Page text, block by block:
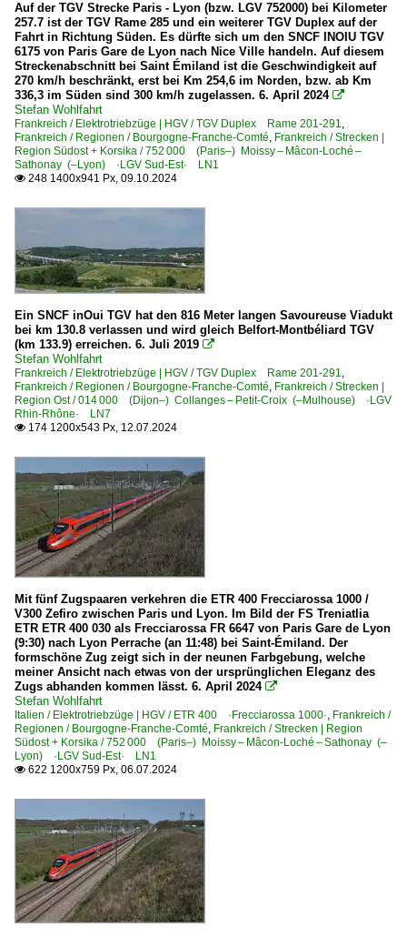
Auf der TGV Strecke Paris - Lyon (bzw. LGV 752000) bei Kilometer
257.7 ist der TGV Rame 285 und ein weiterer TGV Duplex auf der
Fahrt in Richtung Süden. Es dürfte sich um den SNCF INOIU TGV
6175 von Paris Gare de Lyon nach Nice Ville handeln. Auf diesem
Streckenabschnitt bei Saint Émiland ist die Geschwindigkeit auf
270 km/h beschränkt, erst bei Km 254,6 im Norden, bzw. ab Km
336,3 im Süden sind 300 km/h zugelassen. 6. April 2024 
Stefan Wohlfahrt
Frankreich / Elektrotriebzüge | HGV / TGV Duplex Rame 201-291,
Frankreich / Regionen / Bourgogne-Franche-Comté, Frankreich / Strecken |
Region Südost + Korsika / 752 000 (Paris–) Moissy – Mâcon-Loché –
Sathonay (–Lyon) ·LGV Sud-Est· LN1
 248 1400x941 Px, 09.10.2024
Ein SNCF inOui TGV hat den 816 Meter langen Savoureuse Viadukt
bei km 130.8 verlassen und wird gleich Belfort-Montbéliard TGV
(km 133.9) erreichen. 6. Juli 2019 
Stefan Wohlfahrt
Frankreich / Elektrotriebzüge | HGV / TGV Duplex Rame 201-291,
Frankreich / Regionen / Bourgogne-Franche-Comté, Frankreich / Strecken |
Region Ost / 014 000 (Dijon–) Collanges – Petit-Croix (–Mulhouse) ·LGV
Rhin-Rhône· LN7
 174 1200x543 Px, 12.07.2024
Mit fünf Zugspaaren verkehren die ETR 400 Frecciarossa 1000 /
V300 Zefiro zwischen Paris und Lyon. Im Bild der FS Treniatlia
ETR ETR 400 030 als Frecciarossa FR 6647 von Paris Gare de Lyon
(9:30) nach Lyon Perrache (an 11:48) bei Saint-Émiland. Der
formschöne Zug zeigt sich in der neunen Farbgebung, welche
meiner Ansicht nach etwas von der ursprünglichen Eleganz des
Zugs abhanden kommen lässt. 6. April 2024 
Stefan Wohlfahrt
Italien / Elektrotriebzüge | HGV / ETR 400 ·Frecciarossa 1000·, Frankreich /
Regionen / Bourgogne-Franche-Comté, Frankreich / Strecken | Region
Südost + Korsika / 752 000 (Paris–) Moissy – Mâcon-Loché – Sathonay (–
Lyon) ·LGV Sud-Est· LN1
 622 1200x759 Px, 06.07.2024